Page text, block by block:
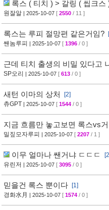
록스 ( 티치 ) > 갈링 ( 씹크스
원잘알 | 2025-10-07 [ 2550 / 11 ]
록스는 루피 절망편 같은거임?
쌘놈루피
| 2025-10-07 [ 1396 / 0 ]
근데 티치 출생의 비밀 있다고
SP오리 | 2025-10-07 [ 613 / 0 ]
새턴 이마의 상처
[2]
츄GPT | 2025-10-07 [ 1544 / 0 ]
지금 흐름만 놓고보면 록스vs
밀짚모자루피
| 2025-10-07 [ 2207 / 1 ]
이무 얼마나 쌘거냐 ㄷㄷㄷ
유린저
| 2025-10-07 [ 3095 / 0 ]
믿을건 록스 뿐이다
[1]
경화水月
| 2025-10-07 [ 1574 / 0 ]